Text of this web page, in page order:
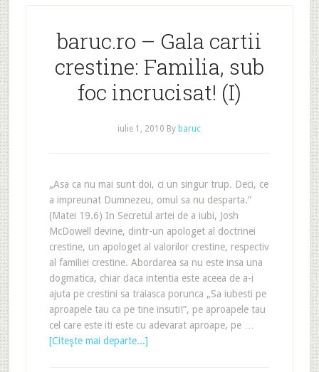
baruc.ro – Gala cartii
crestine: Familia, sub
foc incrucisat! (I)
iulie 1, 2010 By baruc
„Asa ca nu mai sunt doi, ci un singur trup. Deci, ce
a impreunat Dumnezeu, omul sa nu desparta.”
(Matei 19.6) In Secretul artei de a iubi, Josh
McDowell devine, dintr-un apologet al doctrinei
crestine, un apologet al valorilor crestine, respectiv
al familiei crestine. Abordarea sa nu este insa una
dogmatica, chiar daca intentia este aceea de a-i
ajuta pe crestini sa traiasca porunca „Sa iubesti pe
aproapele tau ca pe tine insuti!”, pe aproapele tau
cel care este iti este cu adevarat aproape, pe …
[Citeşte mai departe...]